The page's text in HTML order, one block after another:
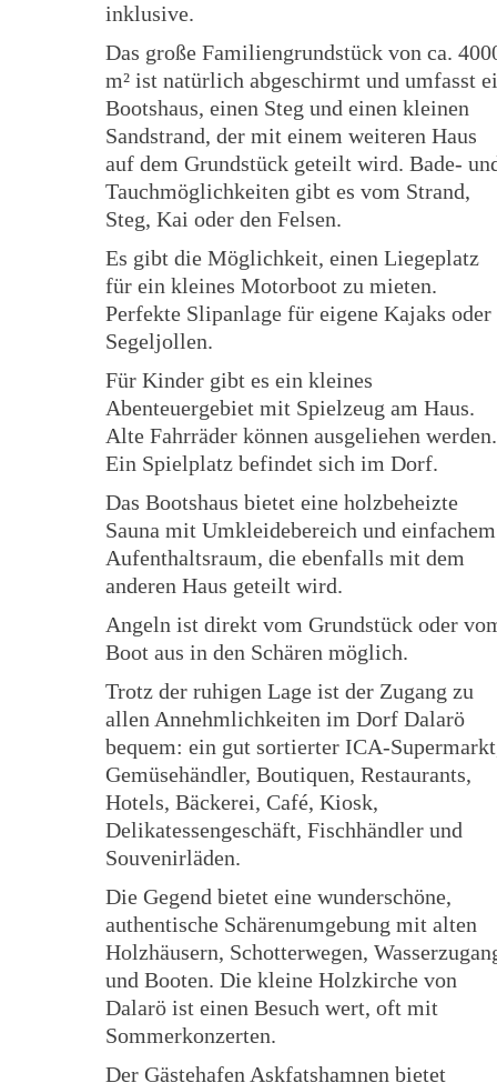
inklusive.
Das große Familiengrundstück von ca.
m² ist natürlich abgeschirmt und umfasst
Bootshaus, einen Steg und einen kleinen
Sandstrand, der mit einem weiteren Haus
auf dem Grundstück geteilt wird. Bade-
Tauchmöglichkeiten gibt es vom Strand,
Steg, Kai oder den Felsen.
Es gibt die Möglichkeit, einen Liegeplatz
für ein kleines Motorboot zu mieten.
Perfekte Slipanlage für eigene Kajaks oder
Segeljollen.
Für Kinder gibt es ein kleines
Abenteuergebiet mit Spielzeug am Haus.
Alte Fahrräder können ausgeliehen werden.
Ein Spielplatz befindet sich im Dorf.
Das Bootshaus bietet eine holzbeheizte
Sauna mit Umkleidebereich und einfachem
Aufenthaltsraum, die ebenfalls mit dem
anderen Haus geteilt wird.
Angeln ist direkt vom Grundstück oder
Boot aus in den Schären möglich.
Trotz der ruhigen Lage ist der Zugang zu
allen Annehmlichkeiten im Dorf Dalarö
bequem: ein gut sortierter ICA-
Gemüsehändler, Boutiquen, Restaurants,
Hotels, Bäckerei, Café, Kiosk,
Delikatessengeschäft, Fischhändler und
Souvenirläden.
Die Gegend bietet eine wunderschöne,
authentische Schärenumgebung mit alten
Holzhäusern, Schotterwegen,
und Booten. Die kleine Holzkirche von
Dalarö ist einen Besuch wert, oft mit
Sommerkonzerten.
Der Gästehafen Askfatshamnen bietet